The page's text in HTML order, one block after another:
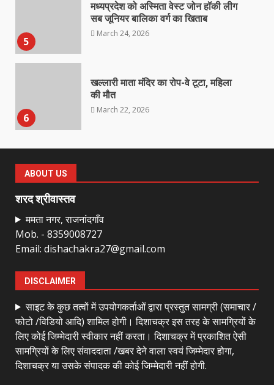
5
मध्यप्रदेश को अस्मिता वेस्ट जोन हॉकी लीग
सब जूनियर बालिका वर्ग का खिताब
March 24, 2026
6
खल्लारी माता मंदिर का रोप-वे टूटा, महिला
की मौत
March 22, 2026
7
March 21, 2026
1
नाबालिक के प्रसव मामले में फरार आरोपी के
संबंध में इनाम की उद्घोषना
2
बदहाल हो गई है राजनांदगाँव-खैरागढ़ सड़क
March 25, 2026
ABOUT US
शरद श्रीवास्तव
ममता नगर, राजनांदगाँव
Mob. - 8359008727
Email: dishachakra27@gmail.com
DISCLAIMER
साइट के कुछ तत्वों में उपयोगकर्ताओं द्वारा प्रस्तुत सामग्री (समाचार /
फोटो /विडियो आदि) शामिल होगी। दिशाचक्र इस तरह के सामग्रियों के
लिए कोई जिम्मेदारी स्वीकार नहीं करता। दिशाचक्र में प्रकाशित ऐसी
सामग्रियों के लिए संवाददाता /खबर देने वाला स्वयं जिम्मेदार होगा,
दिशाचक्र या उसके संपादक की कोई जिम्मेदारी नहीं होगी.